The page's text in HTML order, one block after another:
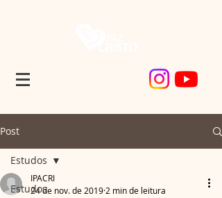
Post
Estudos
Estudos
IPACRI
24 de nov. de 2019 2 min de leitura